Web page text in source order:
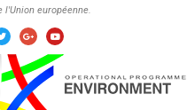
l'Union européenne.